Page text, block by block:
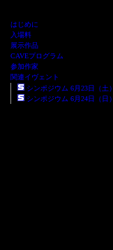
はじめに
入場料
展示作品
CAVEプログラム
参加作家
関連イヴェント
シンポジウム 6月23日（土）
シンポジウム 6月24日（日）